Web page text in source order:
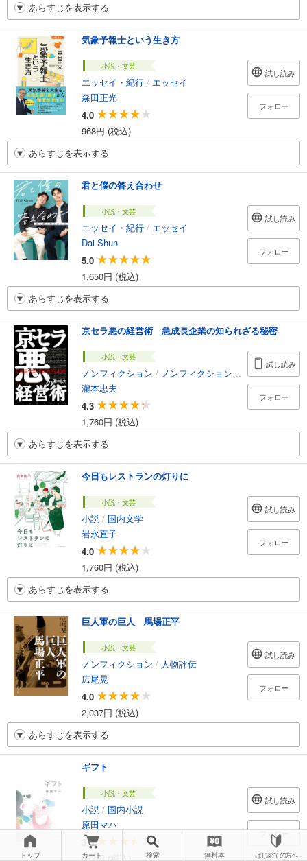
あらすじを表示する
気象予報士という生き方
小説・文芸
エッセイ・紀行 / エッセイ
森田正光
4.0
968円 (税込)
試し読み
フォロー
あらすじを表示する
君と僕の答え合わせ
小説・文芸
エッセイ・紀行 / エッセイ
Dai Shun
5.0
1,650円 (税込)
試し読み
フォロー
あらすじを表示する
京セラ悪の経営術 急成長企業の知られざる秘密
小説・文芸
ノンフィクション / ノンフィクション・ドキュメンタリー
瀧本忠夫
4.3
1,760円 (税込)
試し読み
フォロー
あらすじを表示する
今日もレストランの灯りに
小説・文芸
小説 / 国内文学
岩永直子
4.0
1,760円 (税込)
試し読み
フォロー
あらすじを表示する
巨人軍の巨人 馬場正平
小説・文芸
ノンフィクション / 人物評伝
広尾晃
4.0
2,037円 (税込)
試し読み
フォロー
あらすじを表示する
ギフト
小説・文芸
小説 / 国内小説
原田マハ
3.5
682円 (税込)
試し読み
フォロー
トップ カート 検索 無料本 はじめての方へ